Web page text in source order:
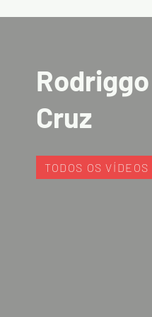
Rodriggo
Cruz
TODOS OS VÍDEOS